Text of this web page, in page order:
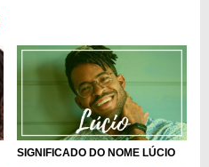
SIGNIFICADO DO NOME LÚCIO